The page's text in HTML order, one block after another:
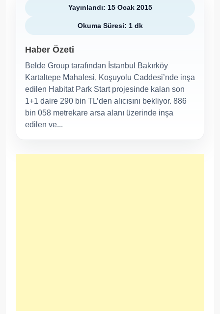
Yayınlandı: 15 Ocak 2015
Okuma Süresi: 1 dk
Haber Özeti
Belde Group tarafından İstanbul Bakırköy
Kartaltepe Mahalesi, Koşuyolu Caddesi’nde inşa
edilen Habitat Park Start projesinde kalan son
1+1 daire 290 bin TL’den alıcısını bekliyor. 886
bin 058 metrekare arsa alanı üzerinde inşa
edilen ve...